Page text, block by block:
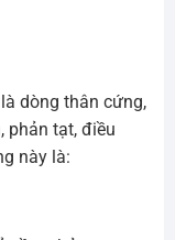
dòng thân cứng,
phản tạt, điều
này là: